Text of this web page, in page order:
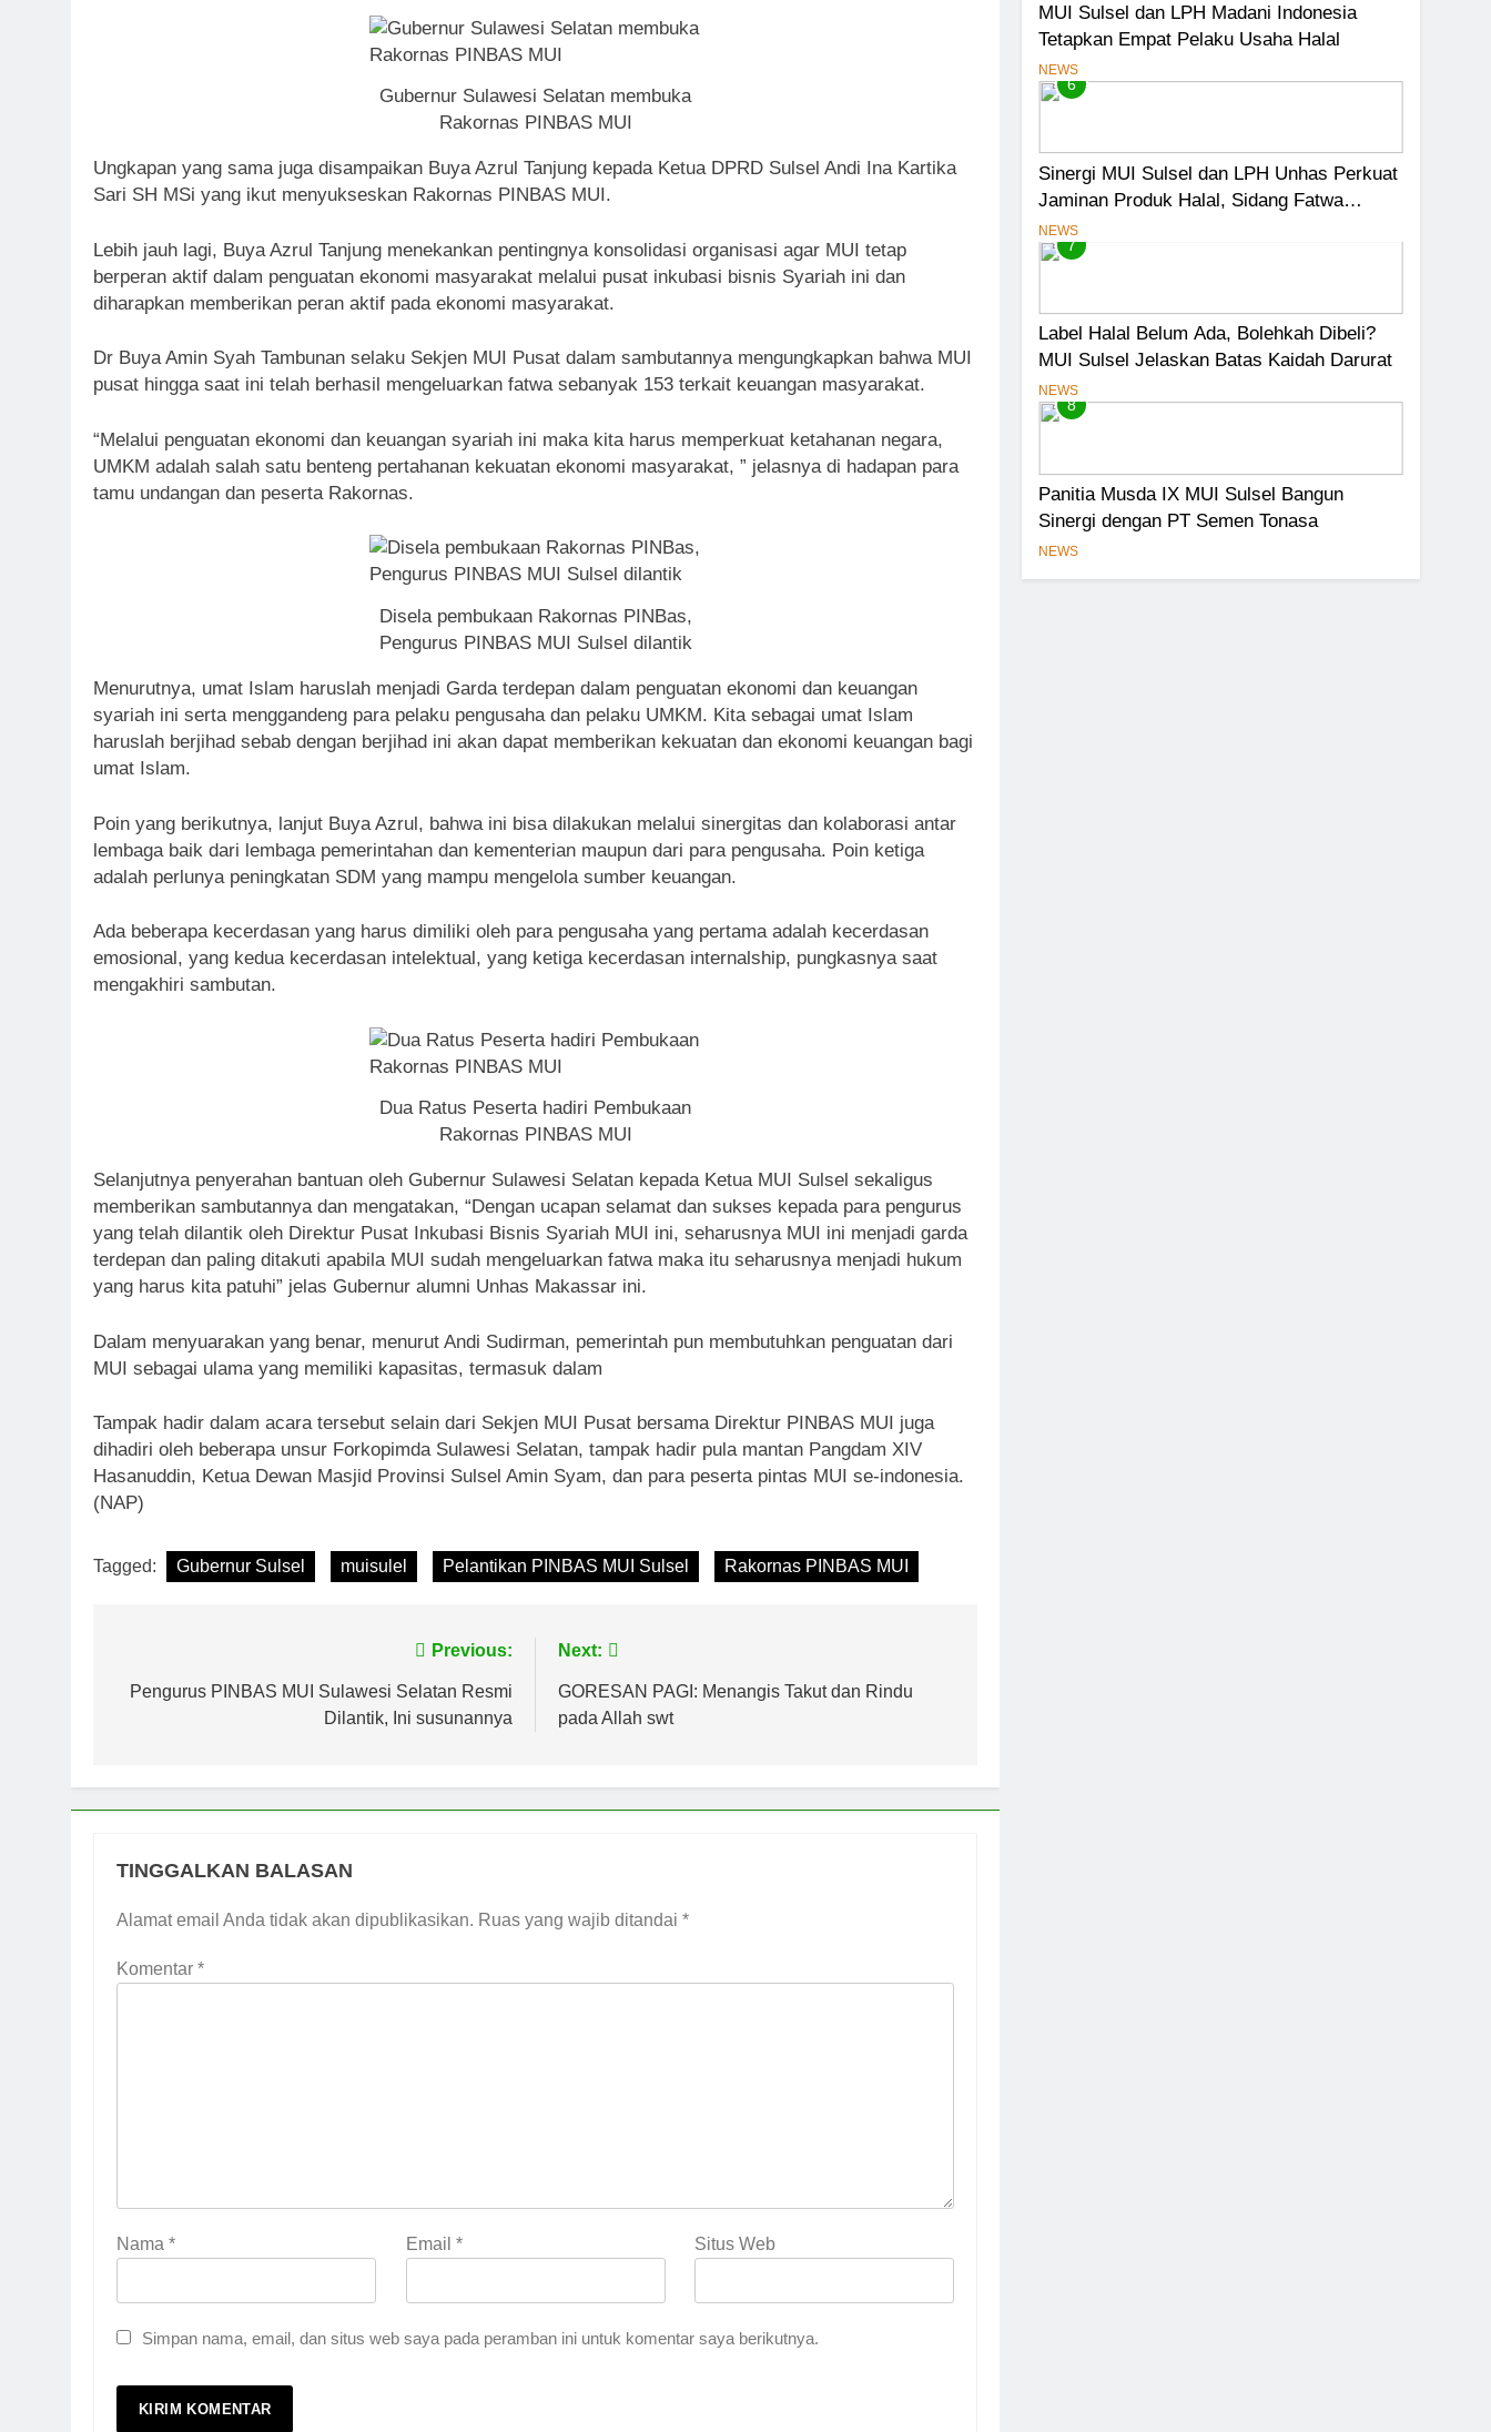
Gubernur Sulawesi Selatan membuka
Rakornas PINBAS MUI
Ungkapan yang sama juga disampaikan Buya Azrul Tanjung kepada Ketua DPRD Sulsel Andi Ina Kartika
Sari SH MSi yang ikut menyukseskan Rakornas PINBAS MUI.
Lebih jauh lagi, Buya Azrul Tanjung menekankan pentingnya konsolidasi organisasi agar MUI tetap
berperan aktif dalam penguatan ekonomi masyarakat melalui pusat inkubasi bisnis Syariah ini dan
diharapkan memberikan peran aktif pada ekonomi masyarakat.
Dr Buya Amin Syah Tambunan selaku Sekjen MUI Pusat dalam sambutannya mengungkapkan bahwa MUI
pusat hingga saat ini telah berhasil mengeluarkan fatwa sebanyak 153 terkait keuangan masyarakat.
“Melalui penguatan ekonomi dan keuangan syariah ini maka kita harus memperkuat ketahanan negara,
UMKM adalah salah satu benteng pertahanan kekuatan ekonomi masyarakat, ” jelasnya di hadapan para
tamu undangan dan peserta Rakornas.
Disela pembukaan Rakornas PINBas,
Pengurus PINBAS MUI Sulsel dilantik
Menurutnya, umat Islam haruslah menjadi Garda terdepan dalam penguatan ekonomi dan keuangan
syariah ini serta menggandeng para pelaku pengusaha dan pelaku UMKM. Kita sebagai umat Islam
haruslah berjihad sebab dengan berjihad ini akan dapat memberikan kekuatan dan ekonomi keuangan bagi
umat Islam.
Poin yang berikutnya, lanjut Buya Azrul, bahwa ini bisa dilakukan melalui sinergitas dan kolaborasi antar
lembaga baik dari lembaga pemerintahan dan kementerian maupun dari para pengusaha. Poin ketiga
adalah perlunya peningkatan SDM yang mampu mengelola sumber keuangan.
Ada beberapa kecerdasan yang harus dimiliki oleh para pengusaha yang pertama adalah kecerdasan
emosional, yang kedua kecerdasan intelektual, yang ketiga kecerdasan internalship, pungkasnya saat
mengakhiri sambutan.
Dua Ratus Peserta hadiri Pembukaan
Rakornas PINBAS MUI
Selanjutnya penyerahan bantuan oleh Gubernur Sulawesi Selatan kepada Ketua MUI Sulsel sekaligus
memberikan sambutannya dan mengatakan, “Dengan ucapan selamat dan sukses kepada para pengurus
yang telah dilantik oleh Direktur Pusat Inkubasi Bisnis Syariah MUI ini, seharusnya MUI ini menjadi garda
terdepan dan paling ditakuti apabila MUI sudah mengeluarkan fatwa maka itu seharusnya menjadi hukum
yang harus kita patuhi” jelas Gubernur alumni Unhas Makassar ini.
Dalam menyuarakan yang benar, menurut Andi Sudirman, pemerintah pun membutuhkan penguatan dari
MUI sebagai ulama yang memiliki kapasitas, termasuk dalam
Tampak hadir dalam acara tersebut selain dari Sekjen MUI Pusat bersama Direktur PINBAS MUI juga
dihadiri oleh beberapa unsur Forkopimda Sulawesi Selatan, tampak hadir pula mantan Pangdam XIV
Hasanuddin, Ketua Dewan Masjid Provinsi Sulsel Amin Syam, dan para peserta pintas MUI se-indonesia.
(NAP)
Tagged: Gubernur Sulsel muisulel Pelantikan PINBAS MUI Sulsel Rakornas PINBAS MUI
pos
Previous:
Pengurus PINBAS MUI Sulawesi Selatan Resmi
Dilantik, Ini susunannya
Next:
GORESAN PAGI: Menangis Takut dan Rindu
pada Allah swt
TINGGALKAN BALASAN
Alamat email Anda tidak akan dipublikasikan. Ruas yang wajib ditandai *
Komentar *
Nama * Email * Situs Web
Simpan nama, email, dan situs web saya pada peramban ini untuk komentar saya berikutnya.
MUI Sulsel dan LPH Madani Indonesia
Tetapkan Empat Pelaku Usaha Halal
NEWS
6
Sinergi MUI Sulsel dan LPH Unhas Perkuat
Jaminan Produk Halal, Sidang Fatwa
Tetapkan Kehalalan 7 Pelaku Usaha
NEWS
7
Label Halal Belum Ada, Bolehkah Dibeli?
MUI Sulsel Jelaskan Batas Kaidah Darurat
NEWS
8
Panitia Musda IX MUI Sulsel Bangun
Sinergi dengan PT Semen Tonasa
NEWS